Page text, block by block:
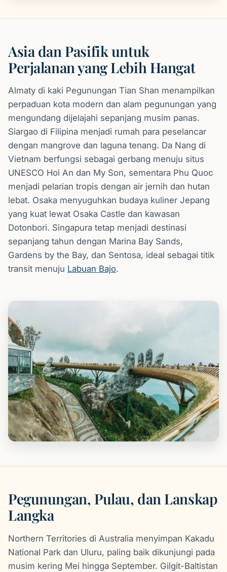
Asia dan Pasifik untuk
Perjalanan yang Lebih Hangat
Almaty di kaki Pegunungan Tian Shan menampilkan
perpaduan kota modern dan alam pegunungan yang
mengundang dijelajahi sepanjang musim panas.
Siargao di Filipina menjadi rumah para peselancar
dengan mangrove dan laguna tenang. Da Nang di
Vietnam berfungsi sebagai gerbang menuju situs
UNESCO Hoi An dan My Son, sementara Phu Quoc
menjadi pelarian tropis dengan air jernih dan hutan
lebat. Osaka menyuguhkan budaya kuliner Jepang
yang kuat lewat Osaka Castle dan kawasan
Dotonbori. Singapura tetap menjadi destinasi
sepanjang tahun dengan Marina Bay Sands,
Gardens by the Bay, dan Sentosa, ideal sebagai titik
transit menuju Labuan Bajo.
Pegunungan, Pulau, dan Lanskap
Langka
Northern Territories di Australia menyimpan Kakadu
National Park dan Uluru, paling baik dikunjungi pada
musim kering Mei hingga September. Gilgit-Baltistan